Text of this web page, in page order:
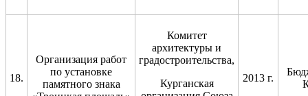
18.
Организация работ
по установке
памятного знака
Комитет
архитектуры и
градостроительства,
Курганская
2013 г.